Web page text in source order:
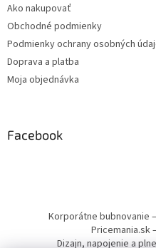
Ako nakupovať
Obchodné podmienky
Podmienky ochrany osobných
Doprava a platba
Moja objednávka
Facebook
Korporátne bubnovanie
Pricemania.sk
Dizajn, napojenie a